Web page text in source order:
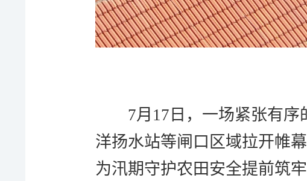
7月17日，一场紧张有
洋扬水站等闸口区域拉开帷幕
为汛期守护农田安全提前筑牢